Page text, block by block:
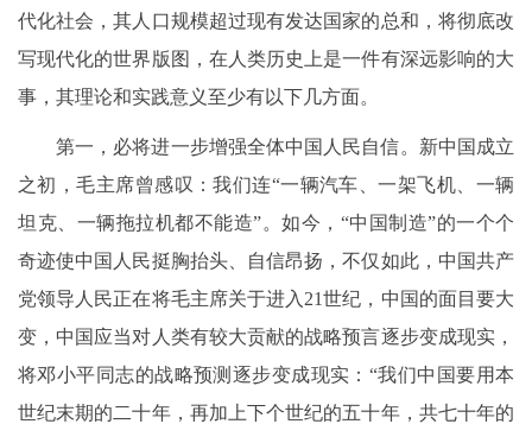
代化社会，其人口规模超过现有发达国家的总和，将彻底改
写现代化的世界版图，在人类历史上是一件有深远影响的大
事，其理论和实践意义至少有以下几方面。
第一，必将进一步增强全体中国人民自信。新中国成立
之初，毛主席曾感叹：我们连“一辆汽车、一架飞机、一辆
坦克、一辆拖拉机都不能造”。如今，“中国制造”的一个个
奇迹使中国人民挺胸抬头、自信昂扬，不仅如此，中国共产
党领导人民正在将毛主席关于进入21世纪，中国的面目要大
变，中国应当对人类有较大贡献的战略预言逐步变成现实，
将邓小平同志的战略预测逐步变成现实：“我们中国要用本
世纪末期的二十年，再加上下个世纪的五十年，共七十年的